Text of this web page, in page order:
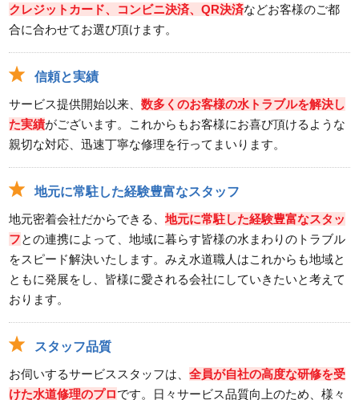
クレジットカード、コンビニ決済、QR決済などお客様のご都
合に合わせてお選び頂けます。
信頼と実績
サービス提供開始以来、数多くのお客様の水トラブルを解決し
た実績がございます。これからもお客様にお喜び頂けるような
親切な対応、迅速丁寧な修理を行ってまいります。
地元に常駐した経験豊富なスタッフ
地元密着会社だからできる、地元に常駐した経験豊富なスタッ
フとの連携によって、地域に暮らす皆様の水まわりのトラブル
をスピード解決いたします。みえ水道職人はこれからも地域と
ともに発展をし、皆様に愛される会社にしていきたいと考えて
おります。
スタッフ品質
お伺いするサービススタッフは、全員が自社の高度な研修を受
けた水道修理のプロです。日々サービス品質向上のため、様々